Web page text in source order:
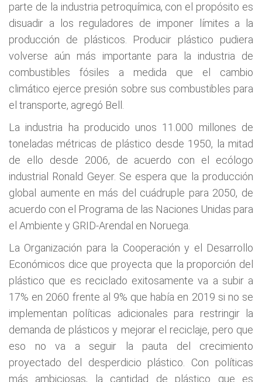
parte de la industria petroquímica, con el propósito es
disuadir a los reguladores de imponer límites a la
producción de plásticos. Producir plástico pudiera
volverse aún más importante para la industria de
combustibles fósiles a medida que el cambio
climático ejerce presión sobre sus combustibles para
el transporte, agregó Bell.
La industria ha producido unos 11.000 millones de
toneladas métricas de plástico desde 1950, la mitad
de ello desde 2006, de acuerdo con el ecólogo
industrial Ronald Geyer. Se espera que la producción
global aumente en más del cuádruple para 2050, de
acuerdo con el Programa de las Naciones Unidas para
el Ambiente y GRID-Arendal en Noruega.
La Organización para la Cooperación y el Desarrollo
Económicos dice que proyecta que la proporción del
plástico que es reciclado exitosamente va a subir a
17% en 2060 frente al 9% que había en 2019 si no se
implementan políticas adicionales para restringir la
demanda de plásticos y mejorar el reciclaje, pero que
eso no va a seguir la pauta del crecimiento
proyectado del desperdicio plástico. Con políticas
más ambiciosas, la cantidad de plástico que es